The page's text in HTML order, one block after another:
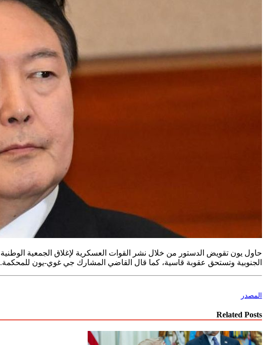
الجنوبية وتستحق عقوبة قاسية، كما قال القاضي المشارك جي غوي-يون للمحكمة.
المصدر
Related Posts